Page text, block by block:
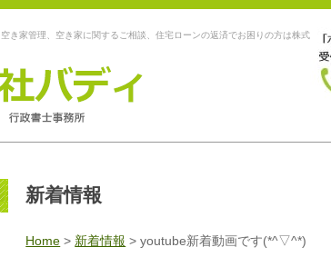
き家管理、空き家に関するご相談、住宅ローンの返済でお困りの方は株式
新着情報
Home > 新着情報 >youtube新着動画です(*^▽^*)